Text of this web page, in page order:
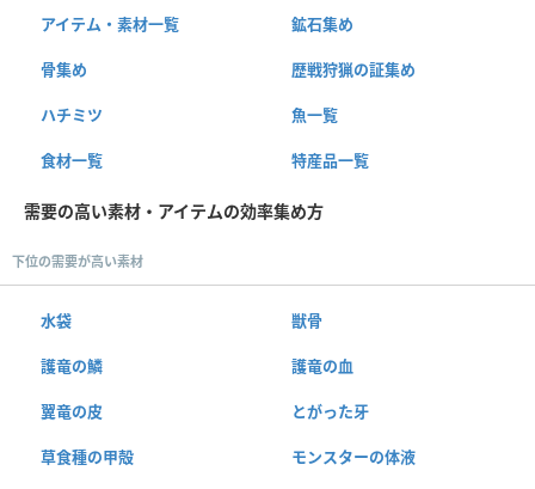
アイテム・素材一覧 鉱石集め
骨集め 歴戦狩猟の証集め
ハチミツ 魚一覧
食材一覧 特産品一覧
需要の高い素材・アイテムの効率集め方
下位の需要が高い素材
水袋 獣骨
護竜の鱗 護竜の血
翼竜の皮 とがった牙
草食種の甲殻 モンスターの体液